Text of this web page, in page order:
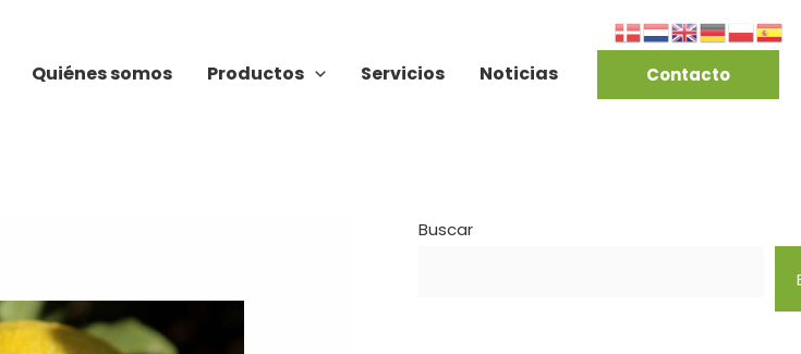
Quiénes somos Productos Servicios Noticias Contacto
Buscar